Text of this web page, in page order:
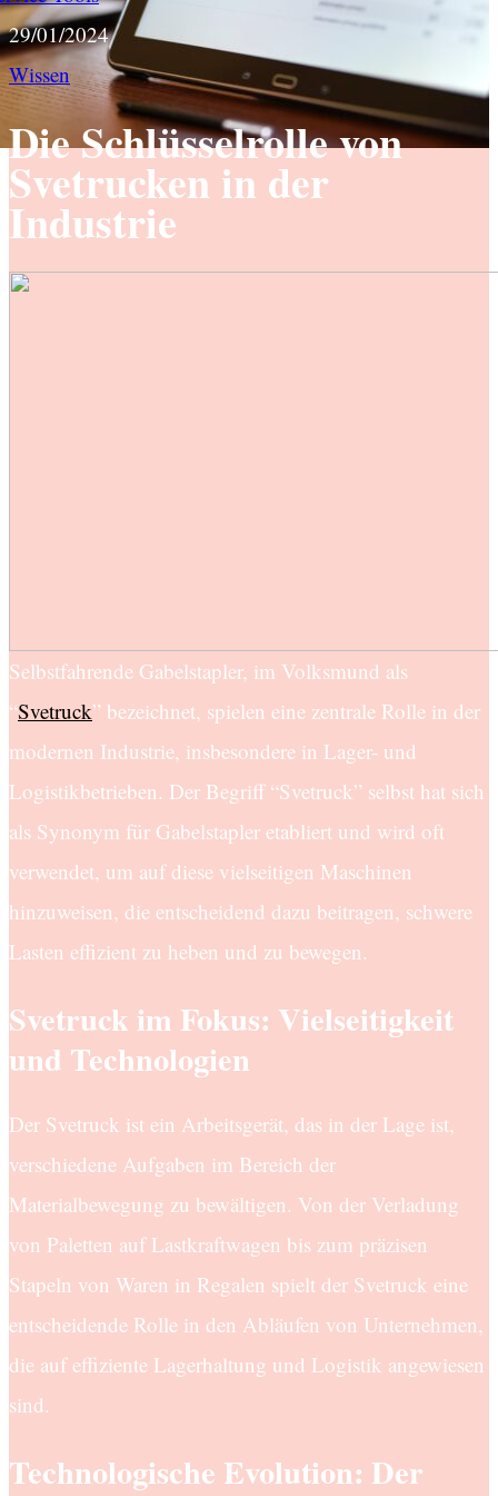
29/01/2024
Wissen
Die Schlüsselrolle von
Svetrucken in der
Industrie
Selbstfahrende Gabelstapler, im Volksmund als
“Svetruck” bezeichnet, spielen eine zentrale Rolle in der
modernen Industrie, insbesondere in Lager- und
Logistikbetrieben. Der Begriff “Svetruck” selbst hat sich
als Synonym für Gabelstapler etabliert und wird oft
verwendet, um auf diese vielseitigen Maschinen
hinzuweisen, die entscheidend dazu beitragen, schwere
Lasten effizient zu heben und zu bewegen.
Svetruck im Fokus: Vielseitigkeit
und Technologien
Der Svetruck ist ein Arbeitsgerät, das in der Lage ist,
verschiedene Aufgaben im Bereich der
Materialbewegung zu bewältigen. Von der Verladung
von Paletten auf Lastkraftwagen bis zum präzisen
Stapeln von Waren in Regalen spielt der Svetruck eine
entscheidende Rolle in den Abläufen von Unternehmen,
die auf effiziente Lagerhaltung und Logistik angewiesen
sind.
Technologische Evolution: Der